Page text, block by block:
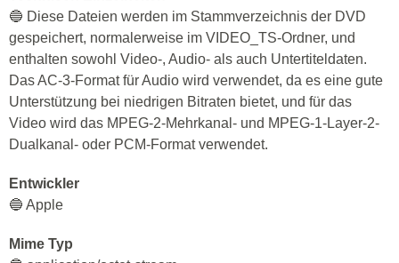
🔵 Diese Dateien werden im Stammverzeichnis der DVD
gespeichert, normalerweise im VIDEO_TS-Ordner, und
enthalten sowohl Video-, Audio- als auch Untertiteldaten.
Das AC-3-Format für Audio wird verwendet, da es eine gute
Unterstützung bei niedrigen Bitraten bietet, und für das
Video wird das MPEG-2-Mehrkanal- und MPEG-1-Layer-2-
Dualkanal- oder PCM-Format verwendet.
Entwickler
🔵 Apple
Mime Typ